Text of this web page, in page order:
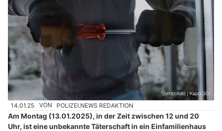
14.01.25 VON POLIZEI.NEWS REDAKTION
Am Montag (13.01.2025), in der Zeit zwischen 12 und 20
Uhr, ist eine unbekannte Täterschaft in ein Einfamilienhaus